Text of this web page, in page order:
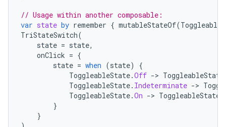
// Usage within another composable:
var state by remember { mutableStateOf(
TriStateSwitch(
state = state,
onClick = {
state = when (state)
{
ToggleableState.Off -> ToggleableState
ToggleableState. Indeterminate ->
ToggleableState.On -> ToggleableState
}
}